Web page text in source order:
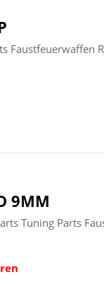
Faustfeuerwaffen
9MM
Tuning Parts